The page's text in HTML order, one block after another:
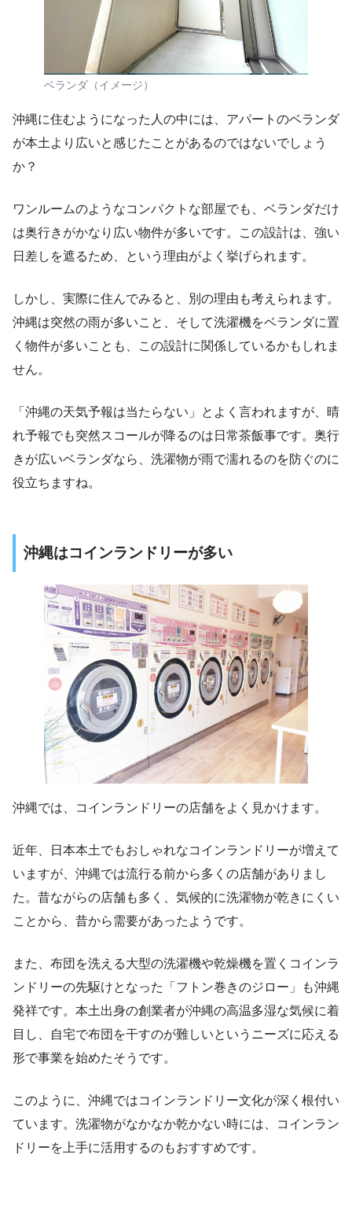
ベランダ（イメージ）
沖縄に住むようになった人の中には、アパートのベランダ
が本土より広いと感じたことがあるのではないでしょう
か？
ワンルームのようなコンパクトな部屋でも、ベランダだけ
は奥行きがかなり広い物件が多いです。この設計は、強い
日差しを遮るため、という理由がよく挙げられます。
しかし、実際に住んでみると、別の理由も考えられます。
沖縄は突然の雨が多いこと、そして洗濯機をベランダに置
く物件が多いことも、この設計に関係しているかもしれま
せん。
「沖縄の天気予報は当たらない」とよく言われますが、晴
れ予報でも突然スコールが降るのは日常茶飯事です。奥行
きが広いベランダなら、洗濯物が雨で濡れるのを防ぐのに
役立ちますね。
沖縄はコインランドリーが多い
沖縄では、コインランドリーの店舗をよく見かけます。
近年、日本本土でもおしゃれなコインランドリーが増えて
いますが、沖縄では流行る前から多くの店舗がありまし
た。昔ながらの店舗も多く、気候的に洗濯物が乾きにくい
ことから、昔から需要があったようです。
また、布団を洗える大型の洗濯機や乾燥機を置くコインラ
ンドリーの先駆けとなった「フトン巻きのジロー」も沖縄
発祥です。本土出身の創業者が沖縄の高温多湿な気候に着
目し、自宅で布団を干すのが難しいというニーズに応える
形で事業を始めたそうです。
このように、沖縄ではコインランドリー文化が深く根付い
ています。洗濯物がなかなか乾かない時には、コインラン
ドリーを上手に活用するのもおすすめです。